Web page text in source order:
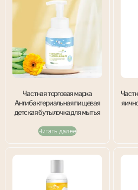
Частная торговая марка
Антибактериальная пищевая
детская бутылочка для мытья
Читать далее